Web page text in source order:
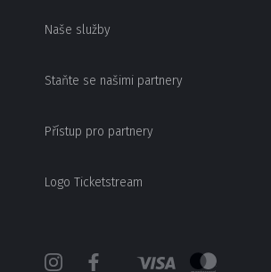
Naše služby
Staňte se našimi partnery
Přístup pro partnery
Logo Ticketstream